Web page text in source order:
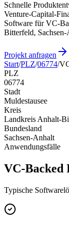
Schnelle
Venture-Capital-
Software für VC-
Bitterfeld,
Projekt anfragen
Start/PLZ/06774/
PLZ
06774
Stadt
Muldestausee
Kreis
Landkreis Anhalt-
Bundesland
Sachsen-Anhalt
Anwendungsfälle
VC-Backed
Typische